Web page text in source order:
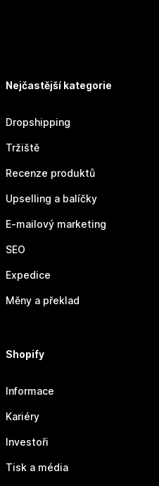
Nejčastější kategorie
Dropshipping
Tržiště
Recenze produktů
Upselling a balíčky
E-mailový marketing
SEO
Expedice
Měny a překlad
Shopify
Informace
Kariéry
Investoři
Tisk a média